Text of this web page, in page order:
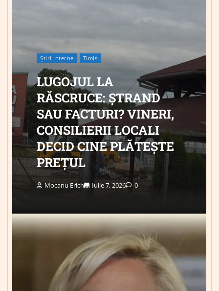
Știri Interne Timis
LUGOJUL LA
RĂSCRUCE: ȘTRAND
SAU FACTURI? VINERI,
CONSILIERII LOCALI
DECID CINE PLĂTEȘTE
PREȚUL
Mocanu Erich Iulie 7, 2026 0